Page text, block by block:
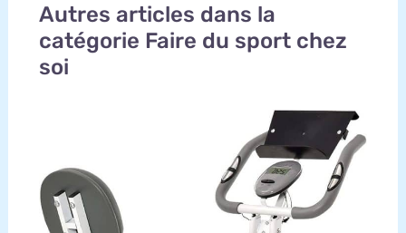
Autres articles dans la
catégorie Faire du sport chez
soi